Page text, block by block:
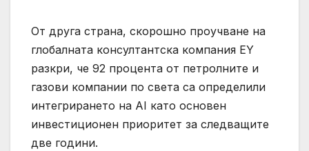
От друга страна, скорошно проучване на
глобалната консултантска компания EY
разкри, че 92 процента от петролните и
газови компании по света са определили
интегрирането на AI като основен
инвестиционен приоритет за следващите
две години.